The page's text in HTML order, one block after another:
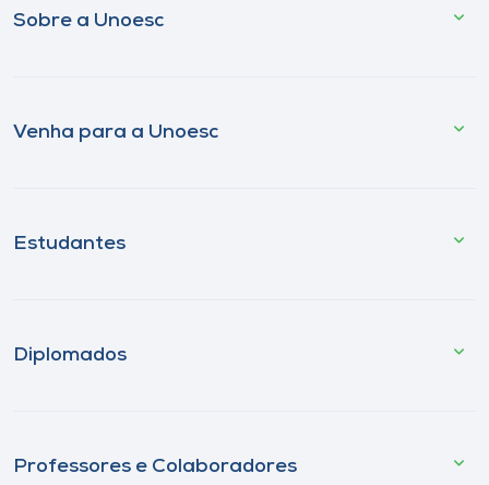
Sobre a Unoesc
Venha para a Unoesc
Estudantes
Diplomados
Professores e Colaboradores